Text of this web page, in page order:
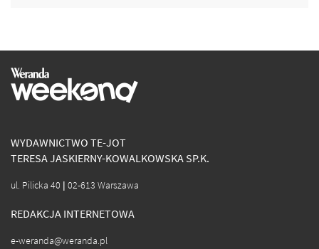
WYDAWNICTWO TE-JOT
TERESA JASKIERNY-KOWALKOWSKA SP.K.
ul. Pilicka 40 | 02-613 Warszawa
REDAKCJA INTERNETOWA
e-weranda@weranda.pl